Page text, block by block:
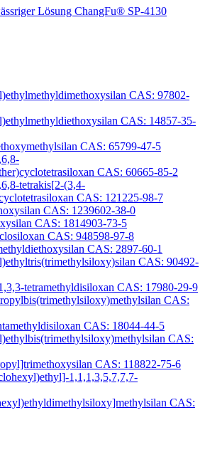
Lösung ChangFu® SP-4130
CAS: 97802-
CAS: 14857-35-
CAS: 65799-47-5
CAS: 60665-85-2
tetrakis[2-(3,4-
CAS: 121225-98-7
CAS: 1239602-38-0
CAS: 1814903-73-5
CAS: 948598-97-8
CAS: 2897-60-1
CAS: 90492-
tetramethyldisiloxan CAS: 17980-29-9
CAS:
CAS: 18044-44-5
CAS:
CAS: 118822-75-6
1,1,1,3,5,7,7,7-
CAS: